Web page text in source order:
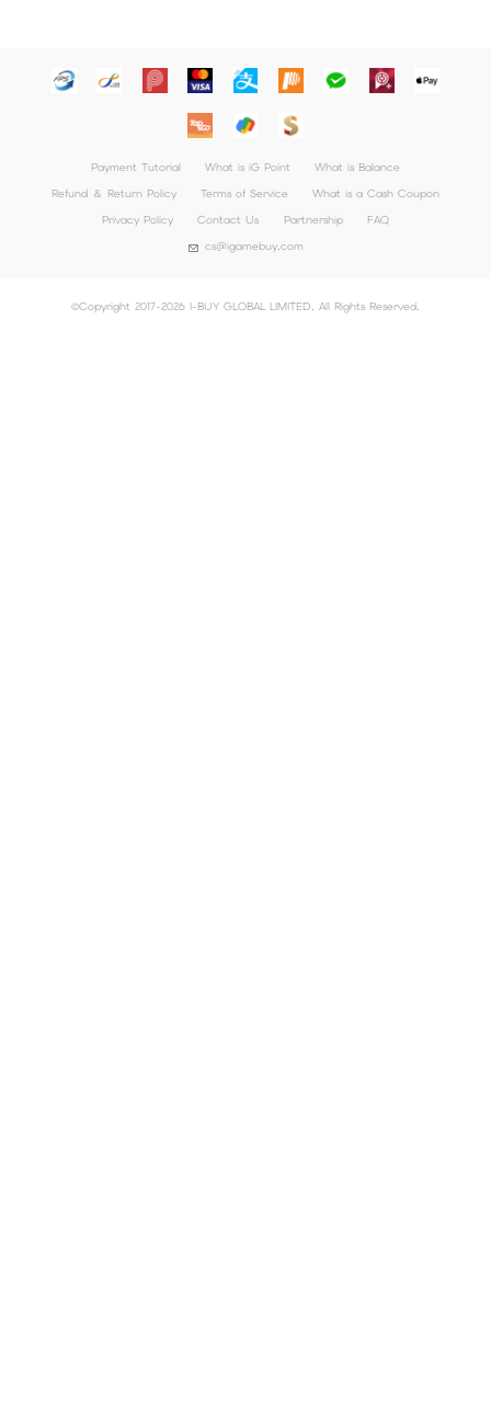
Payment Tutorial What is iG Point
What is Balance
Refund ＆ Return Policy
Terms of Service
What is a Cash Coupon
Privacy Policy
Contact Us Partnership
FAQ
cs@igamebuy.com
©Copyright 2017-2026 I-BUY GLOBAL LIMITED. All Rights Reserved.